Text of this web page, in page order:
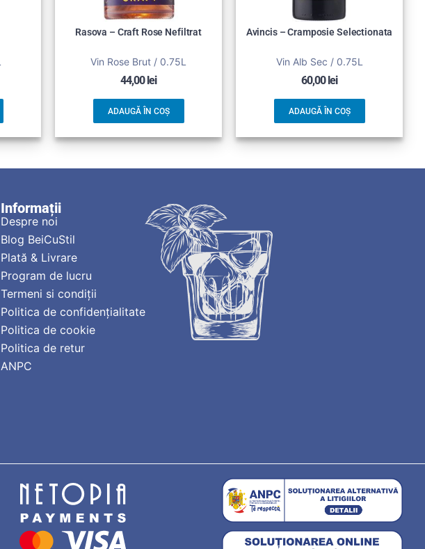
Rasova – Craft Rose Nefiltrat
Vin Rose Brut / 0.75L
44,00lei
ADAUGĂ ÎN COȘ
Avincis – Cramposie Selectionata
Vin Alb Sec / 0.75L
60,00lei
ADAUGĂ ÎN COȘ
Informații
Despre noi
Blog BeiCuStil
Plată & Livrare
Program de lucru
Termeni si condiții
Politica de confidențialitate
Politica de cookie
Politica de retur
ANPC